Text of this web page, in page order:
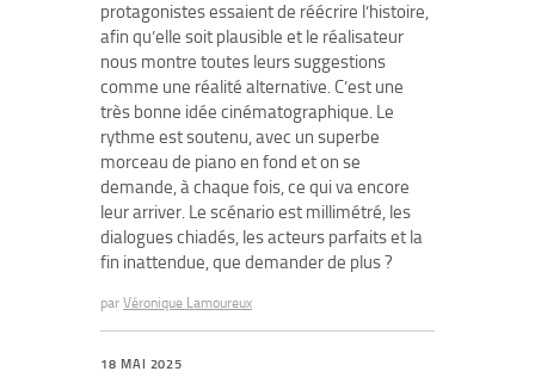
protagonistes essaient de réécrire l’histoire,
afin qu’elle soit plausible et le réalisateur
nous montre toutes leurs suggestions
comme une réalité alternative. C’est une
très bonne idée cinématographique. Le
rythme est soutenu, avec un superbe
morceau de piano en fond et on se
demande, à chaque fois, ce qui va encore
leur arriver. Le scénario est millimétré, les
dialogues chiadés, les acteurs parfaits et la
fin inattendue, que demander de plus ?
par Véronique Lamoureux
18 MAI 2025